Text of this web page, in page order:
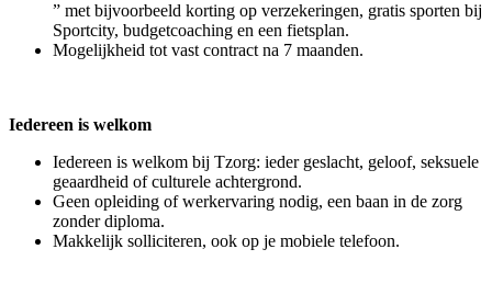
” met bijvoorbeeld korting op verzekeringen, gratis sporten bij
Sportcity, budgetcoaching en een fietsplan.
Mogelijkheid tot vast contract na 7 maanden.
Iedereen is welkom
Iedereen is welkom bij Tzorg: ieder geslacht, geloof, seksuele
geaardheid of culturele achtergrond.
Geen opleiding of werkervaring nodig, een baan in de zorg
zonder diploma.
Makkelijk solliciteren, ook op je mobiele telefoon.